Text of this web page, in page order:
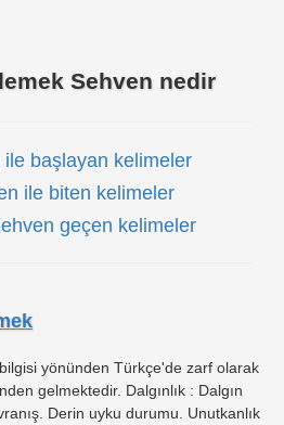
Sehven nedir
ile başlayan kelimeler
ile biten kelimeler
geçen kelimeler
yönünden Türkçe'de zarf olarak
gelmektedir. Dalgınlık : Dalgın
Derin uyku durumu. Unutkanlık